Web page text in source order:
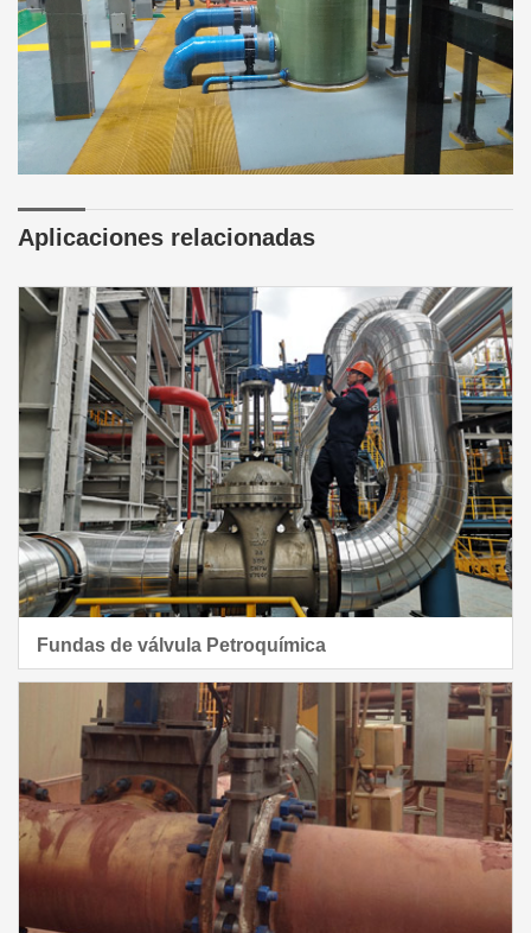
Aplicaciones relacionadas
Fundas de válvula Petroquímica